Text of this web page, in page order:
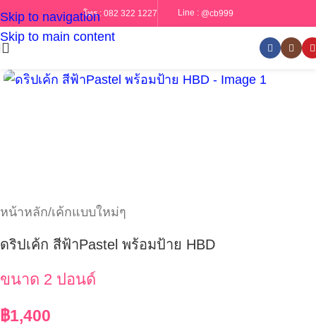
Skip to navigation
Skip to main content
โทร : 082 322 1227 Line : @cb999
หน้าหลัก/เค้กแบบใหม่ๆ
ดริปเค้ก สีฟ้าPastel พร้อมป้าย HBD
ขนาด 2 ปอนด์
฿1,400